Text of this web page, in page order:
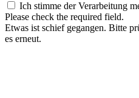
Ich stimme der Verarbeitung
Please check the required field.
Etwas ist schief gegangen. Bitte
es erneut.